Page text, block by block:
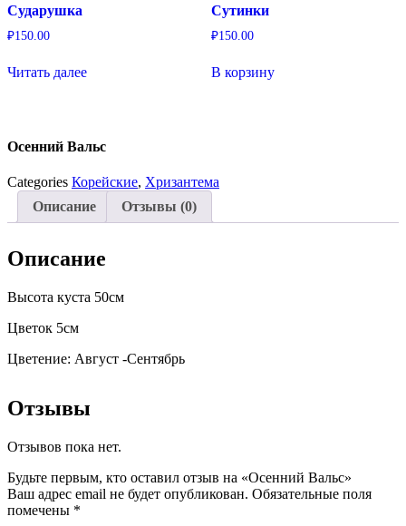
Сударушка
₽150.00
Читать далее
Сутинки
₽150.00
В корзину
Осенний Вальс
Categories Корейские, Хризантема
Описание
Отзывы (0)
Описание
Высота куста 50см
Цветок 5см
Цветение: Август -Сентябрь
Отзывы
Отзывов пока нет.
Будьте первым, кто оставил отзыв на «Осенний Вальс»
Ваш адрес email не будет опубликован. Обязательные поля
помечены *